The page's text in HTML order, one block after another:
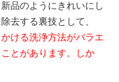
品のようにきれいにし
去する裏技として、
ける洗浄方法がバラエ
とがあります。しか